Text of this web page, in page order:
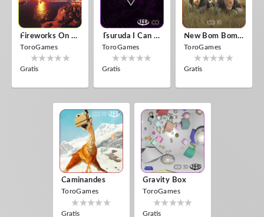
Fireworks On Victory Day
ToroGames
Gratis
Tsuruda I Can Get Really Crazy
ToroGames
Gratis
New Bom Bom Vr SBS 2020
ToroGames
Gratis
Caminandes
ToroGames
Gratis
Gravity Box
ToroGames
Gratis